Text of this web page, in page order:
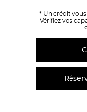
* Un crédit
Vérifiez vos